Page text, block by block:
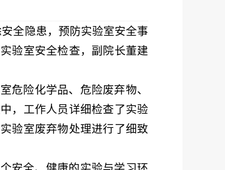
全隐患，预防实验室安全事
验室安全检查，副院长董建
危险化学品、危险废弃物、
，工作人员详细检查了实验
验室废弃物处理进行了细致